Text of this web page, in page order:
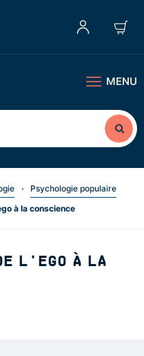
MENU
Psychologie populaire
à la conscience
L'EGO À LA